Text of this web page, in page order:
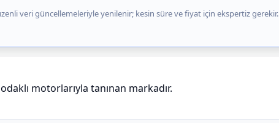
veri güncellemeleriyle yenilenir; kesin süre ve fiyat için ekspertiz gerekir.
motorlarıyla tanınan markadır.